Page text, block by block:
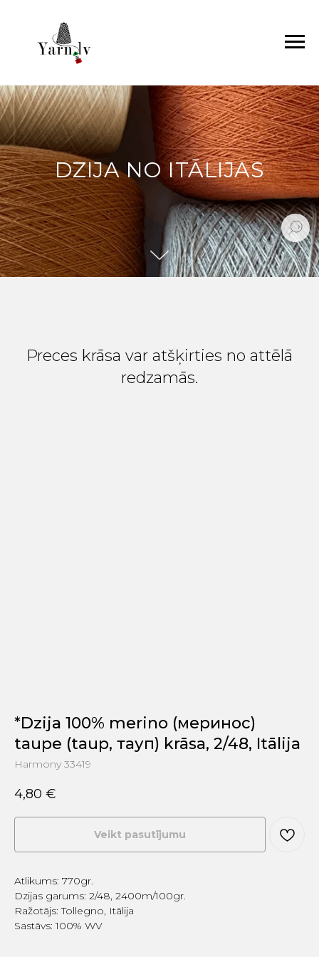
DZIJA NO ITĀLIJAS
Preces krāsa var atšķirties no attēlā
redzamās.
*Dzija 100% merino (меринос)
taupe (taup, тауп) krāsa, 2/48, Itālija
Harmony 33419
4,80 €
Veikt pasutījumu
Atlikums: 770gr.
Dzijas garums: 2/48, 2400m/100gr.
Ražotājs: Tollegno, Itālija
Sastāvs: 100% WV